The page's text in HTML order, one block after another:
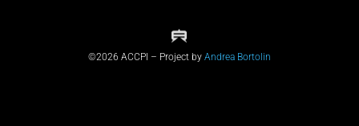
©2026 ACCPI – Project by Andrea Bortolin